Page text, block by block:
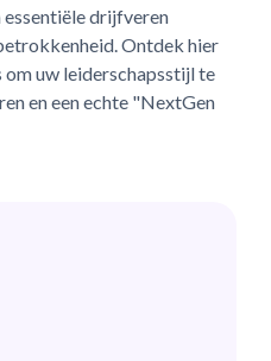
essentiële drijfveren
Ontdek hier
om uw leiderschapsstijl te
en een echte "NextGen